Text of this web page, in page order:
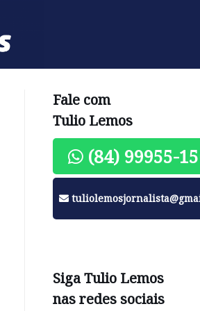
Fale com
Tulio Lemos
(84) 99955-
Siga Tulio Lemos
nas redes sociais